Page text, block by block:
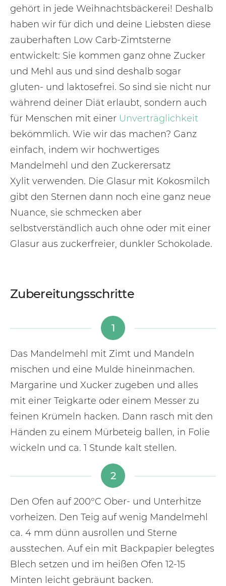
gehört in jede Weihnachtsbäckerei! Deshalb
haben wir für dich und deine Liebsten diese
zauberhaften Low Carb-Zimtsterne
entwickelt: Sie kommen ganz ohne Zucker
und Mehl aus und sind deshalb sogar
gluten- und laktosefrei. So sind sie nicht nur
während deiner Diät erlaubt, sondern auch
für Menschen mit einer Unverträglichkeit
bekömmlich. Wie wir das machen? Ganz
einfach, indem wir hochwertiges
Mandelmehl und den Zuckerersatz
Xylit verwenden. Die Glasur mit Kokosmilch
gibt den Sternen dann noch eine ganz neue
Nuance, sie schmecken aber
selbstverständlich auch ohne oder mit einer
Glasur aus zuckerfreier, dunkler Schokolade.
Zubereitungsschritte
1
Das Mandelmehl mit Zimt und Mandeln
mischen und eine Mulde hineinmachen.
Margarine und Xucker zugeben und alles
mit einer Teigkarte oder einem Messer zu
feinen Krümeln hacken. Dann rasch mit den
Händen zu einem Mürbeteig ballen, in Folie
wickeln und ca. 1 Stunde kalt stellen.
2
Den Ofen auf 200°C Ober- und Unterhitze
vorheizen. Den Teig auf wenig Mandelmehl
ca. 4 mm dünn ausrollen und Sterne
ausstechen. Auf ein mit Backpapier belegtes
Blech setzen und im heißen Ofen 12-15
Minten leicht gebräunt backen.